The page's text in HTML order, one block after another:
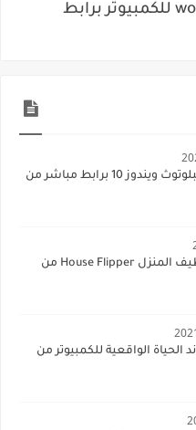
تحميل لعبة wormwormate.io للكمبيوتر برابط
تحميل برنامج البلوتوث ويندوز 10 برابط مباشر من
تحميل لعبة تنظيف المنزل House Flipper من
الحياة الواقعية للكمبيوتر من